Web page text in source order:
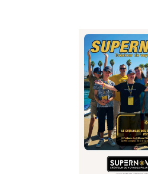
Supernova Séjours
vous la Gare de Beaune, gare
Septembre 1944, 21200
vacancier se fait directement à
transport, que nous appelons
en train, le plus souvent en TGV,
(généralement Lyon, ou
l'ensemble des adultes en
en Vacances Adaptées se